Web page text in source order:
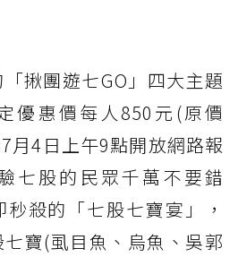
揪團遊七GO」四大主題
優惠價每人850元(原價
月4日上午9點開放網路報
七股的民眾千萬不要錯
殺的「七股七寶宴」，
寶(虱目魚、烏魚、吳郭